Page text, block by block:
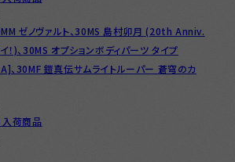
ゼノヴァルト、30MS 島村卯月 (20th Anniv.
！)、30MS オプションボディパーツ タイプ
、30MF 鎧真伝サムライトルーパー 蒼穹のカ
入荷商品